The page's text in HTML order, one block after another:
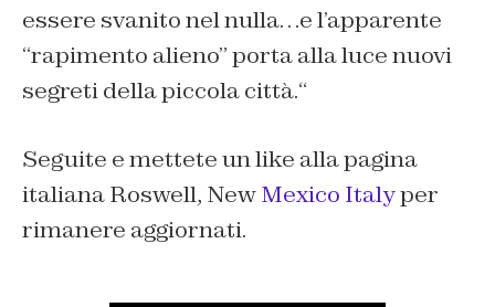
essere svanito nel nulla…e l’apparente
“rapimento alieno” porta alla luce nuovi
segreti della piccola città.“
Seguite e mettete un like alla pagina
italiana Roswell, NewMexico Italyper
rimanere aggiornati.